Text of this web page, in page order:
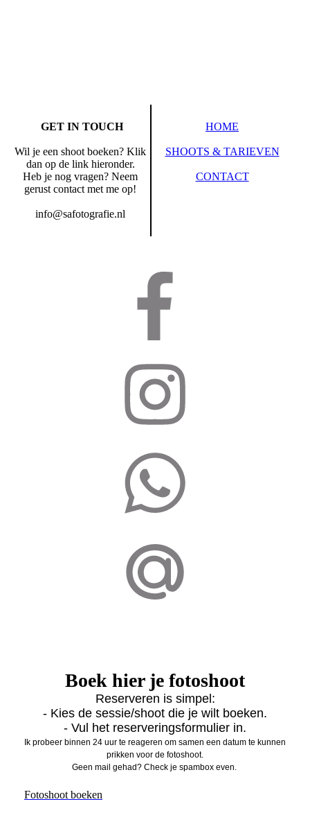
GET IN TOUCH
Wil je een shoot boeken? Klik
dan op de link hieronder.
Heb je nog vragen? Neem
gerust contact met me op!
info@safotografie.nl
HOME
SHOOTS & TARIEVEN
CONTACT
Boek hier je fotoshoot
Reserveren is simpel:
- Kies de sessie/shoot die je wilt boeken.
- Vul het reserveringsformulier in.
Ik probeer binnen 24 uur te reageren om samen een datum te kunnen
prikken voor de fotoshoot.
Geen mail gehad? Check je spambox even.
Fotoshoot boeken